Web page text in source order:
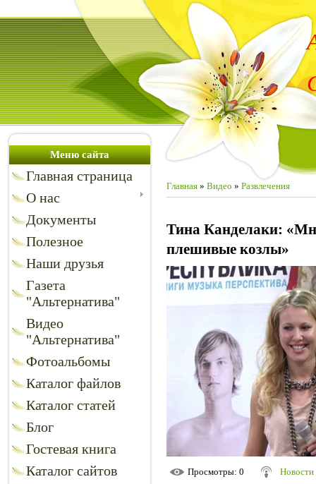
Меню сайта
Главная страница
О нас
Документы
Полезное
Наши друзья
Газета
"Альтернатива"
Видео
"Альтернатива"
Фотоальбомы
Каталог файлов
Каталог статей
Блог
Гостевая книга
Каталог сайтов
Главная » Видео » Развлечения
Тина Канделаки:
плешивые козлы»
Просмотры: 0 Новости